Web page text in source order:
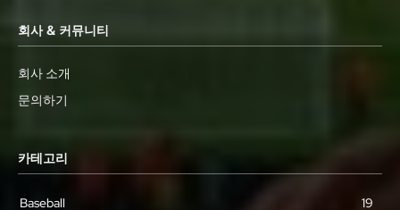
회사 & 커뮤니티
회사 소개
문의하기
카테고리
Baseball
19